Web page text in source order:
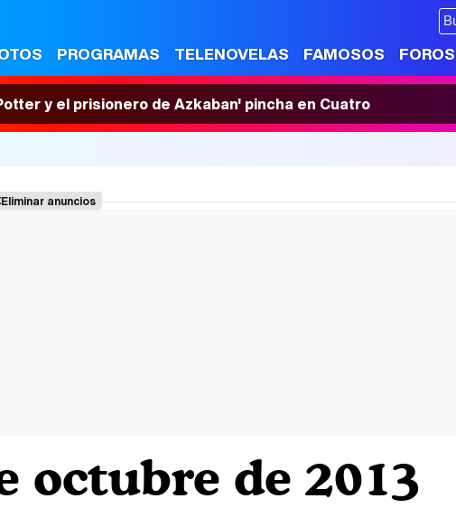
PROGRAMAS TELENOVELAS FAMOSOS FOROS
y el prisionero de Azkaban' pincha en Cuatro
Eliminar anuncios
octubre de 2013